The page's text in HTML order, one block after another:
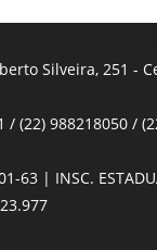
Silveira, 251 -
/ (22) 988218050 /
63 | INSC.